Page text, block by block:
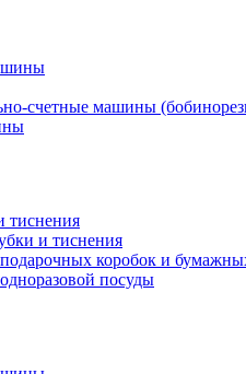
счетные машины
тиснения
и тиснения
коробок и
посуды